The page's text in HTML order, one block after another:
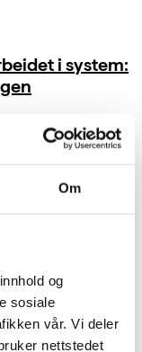
Om
og
sosiale
vår. Vi deler
nettstedet
i system: